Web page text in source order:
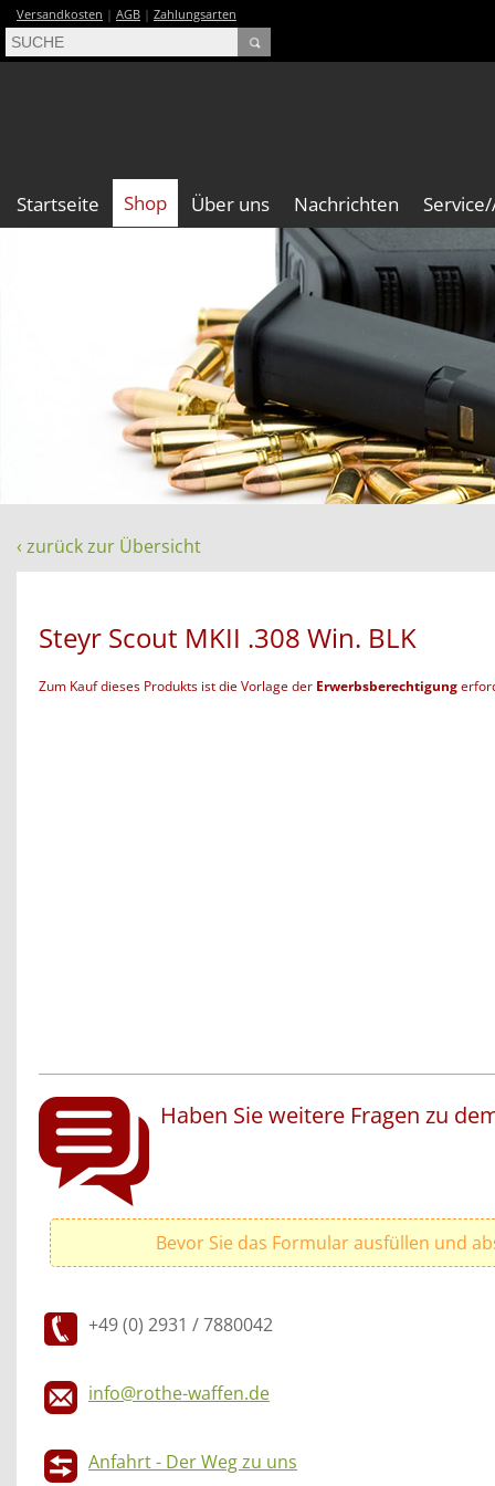
Versandkosten | AGB | Zahlungsarten
Startseite Shop Über uns Nachrichten
‹ zurück zur Übersicht
Steyr Scout MKII .308 Win. BLK
Zum Kauf dieses Produkts ist die Vorlage der Erwerbsberechtigung
Haben Sie weitere Fragen zu
Bevor Sie das Formular ausfüllen und
+49 (0) 2931 / 7880042
info@rothe-waffen.de
Anfahrt - Der Weg zu uns